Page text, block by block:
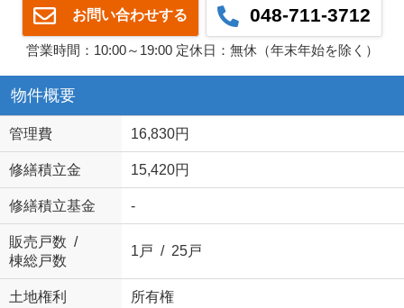
お問い合わせする 048-711-3712
営業時間：10:00～19:00 定休日：無休（年末年始を除く）
物件概要
管理費 16,830円
修繕積立金 15,420円
修繕積立基金 -
販売戸数 /
棟総戸数
1戸 / 25戸
土地権利 所有権